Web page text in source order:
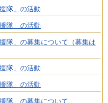
隊」の活動
隊」の活動
隊」の募集について（募集は
隊」の活動
隊」の活動
隊」の募集について